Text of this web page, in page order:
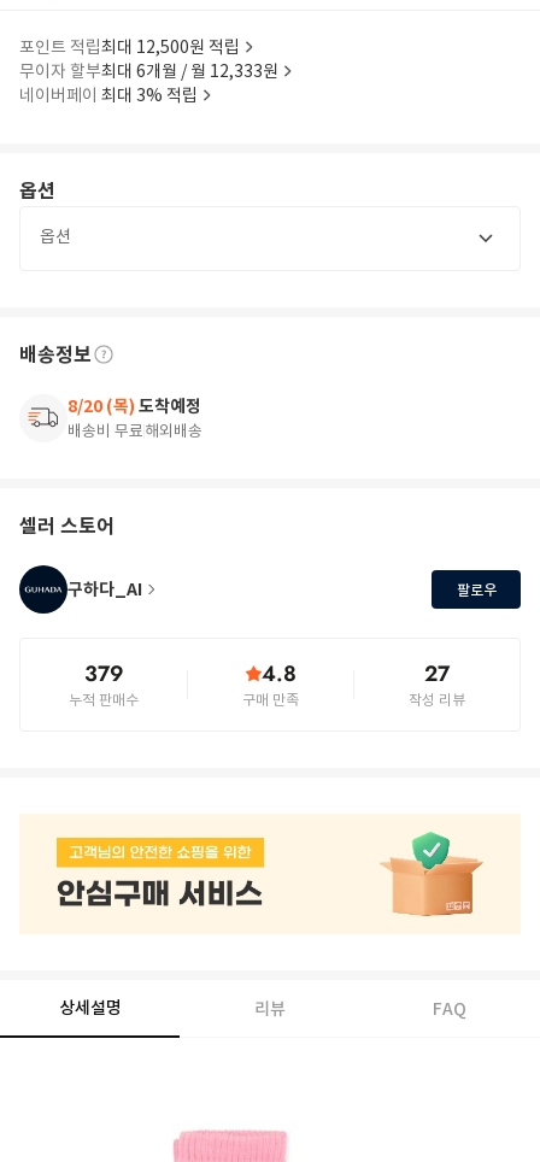
포인트 적립최대 12,500원 적립
무이자 할부최대 6개월 / 월 12,333원
네이버페이 최대 3% 적립
옵션
옵션
배송정보
8/20 (목) 도착예정
배송비 무료해외배송
셀러 스토어
구하다_AI 팔로우
379
누적 판매수
4.8
구매 만족
27
작성 리뷰
상세설명 리뷰 FAQ